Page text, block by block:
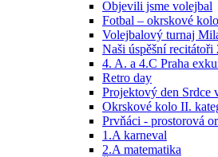
Objevili jsme volejbal
Fotbal – okrskové
Volejbalový turnaj
Naši úspěšní recitátoři
4. A. a 4.C Praha
Retro day
Projektový den Srdce
Okrskové kolo II.
Prvňáci - prostorová
1.A karneval
2.A matematika